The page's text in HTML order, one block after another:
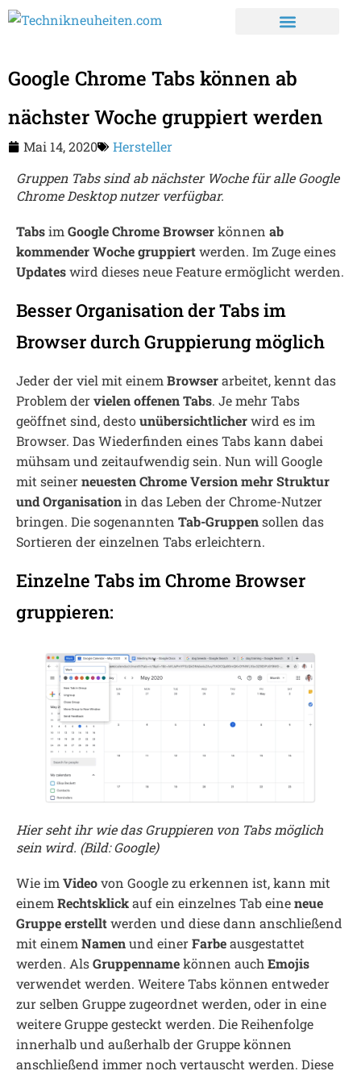
Google Chrome Tabs können ab
nächster Woche gruppiert werden
Mai 14, 2020
Hersteller
Gruppen Tabs sind ab nächster Woche für alle Google
Chrome Desktop nutzer verfügbar.
Tabsim Google Chrome Browserkönnen ab
kommender Wochegruppiertwerden. Im Zuge eines
Updateswird dieses neue Feature ermöglicht werden.
Besser Organisation der Tabs im
Browser durch Gruppierung möglich
Jeder der viel mit einem Browserarbeitet, kennt das
Problem dervielen offenen Tabs. Je mehr Tabs
geöffnet sind, destounübersichtlicherwird es im
Browser. Das Wiederfinden eines Tabs kann dabei
mühsam und zeitaufwendig sein. Nun will Google
mit seinerneuesten Chrome Versionmehr Struktur
und Organisationin das Leben der Chrome-Nutzer
bringen. Die sogenannten Tab-Gruppensollen das
Sortieren der einzelnen Tabs erleichtern.
Einzelne Tabs im Chrome Browser
gruppieren:
Hier seht ihr wie das Gruppieren von Tabs möglich
sein wird. (Bild: Google)
Wie imVideovon Google zu erkennen ist, kann mit
einemRechtsklickauf ein einzelnes Tab eineneue
Gruppe erstelltwerden und diese dann anschließend
mit einemNamenund einerFarbeausgestattet
werden. AlsGruppennamekönnen auchEmojis
verwendet werden. Weitere Tabs können entweder
zur selben Gruppe zugeordnet werden, oder in eine
weitere Gruppe gesteckt werden. Die Reihenfolge
innerhalb und außerhalb der Gruppe können
anschließend immer noch vertauscht werden. Diese